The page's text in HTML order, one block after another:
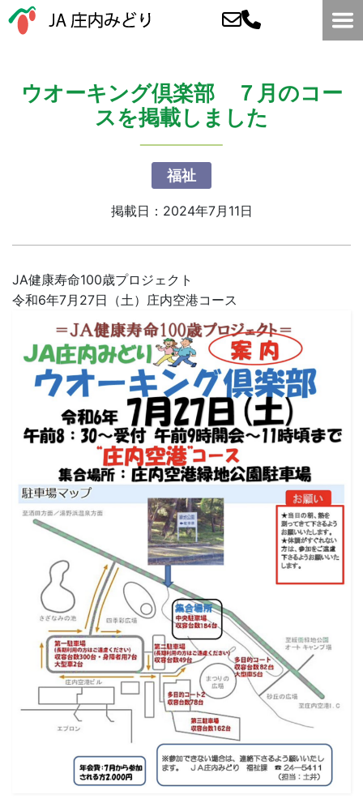
ウオーキング倶楽部 ７月のコー
スを掲載しました
福祉
掲載日：2024年7月11日
JA健康寿命100歳プロジェクト
令和6年7月27日（土）庄内空港コース